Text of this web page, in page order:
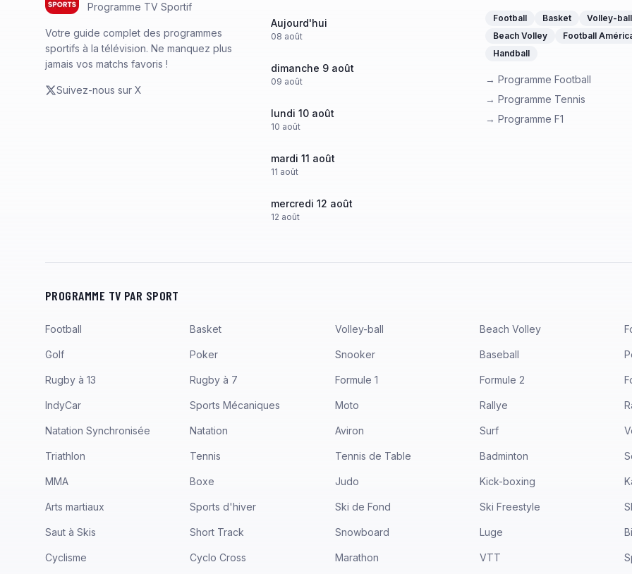
Programme TV Sportif
Votre guide complet des programmes
sportifs à la télévision. Ne manquez plus
jamais vos matchs favoris !
Suivez-nous sur X
Aujourd'hui
08 août
dimanche 9 août
09 août
lundi 10 août
10 août
mardi 11 août
11 août
mercredi 12 août
12 août
Football Basket
Volley-ball
Beach Volley
Football
Handball
→ Programme Football
→ Programme Tennis
→ Programme F1
PROGRAMME TV PAR SPORT
Football Basket Volley-ball Beach Volley
Golf Poker Snooker Baseball
Rugby à 13 Rugby à 7 Formule 1 Formule 2
IndyCar Sports Mécaniques Moto Rallye
Natation Synchronisée Natation Aviron Surf
Triathlon Tennis Tennis de Table Badminton
MMA Boxe Judo Kick-boxing
Arts martiaux Sports d'hiver Ski de Fond Ski Freestyle
Saut à Skis Short Track Snowboard Luge
Cyclisme Cyclo Cross Marathon VTT